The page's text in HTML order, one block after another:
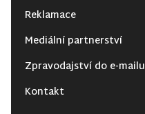
Reklamace
Mediální partnerství
Zpravodajství do e-mailu
Kontakt